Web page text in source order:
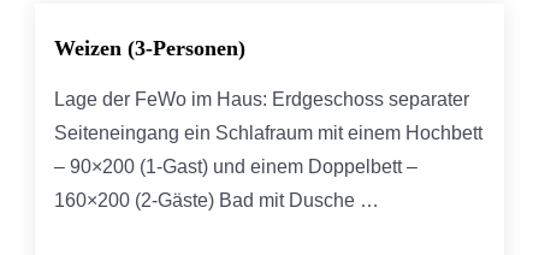
Weizen (3-Personen)
Lage der FeWo im Haus: Erdgeschoss separater
Seiteneingang ein Schlafraum mit einem Hochbett
– 90×200 (1-Gast) und einem Doppelbett –
160×200 (2-Gäste) Bad mit Dusche …